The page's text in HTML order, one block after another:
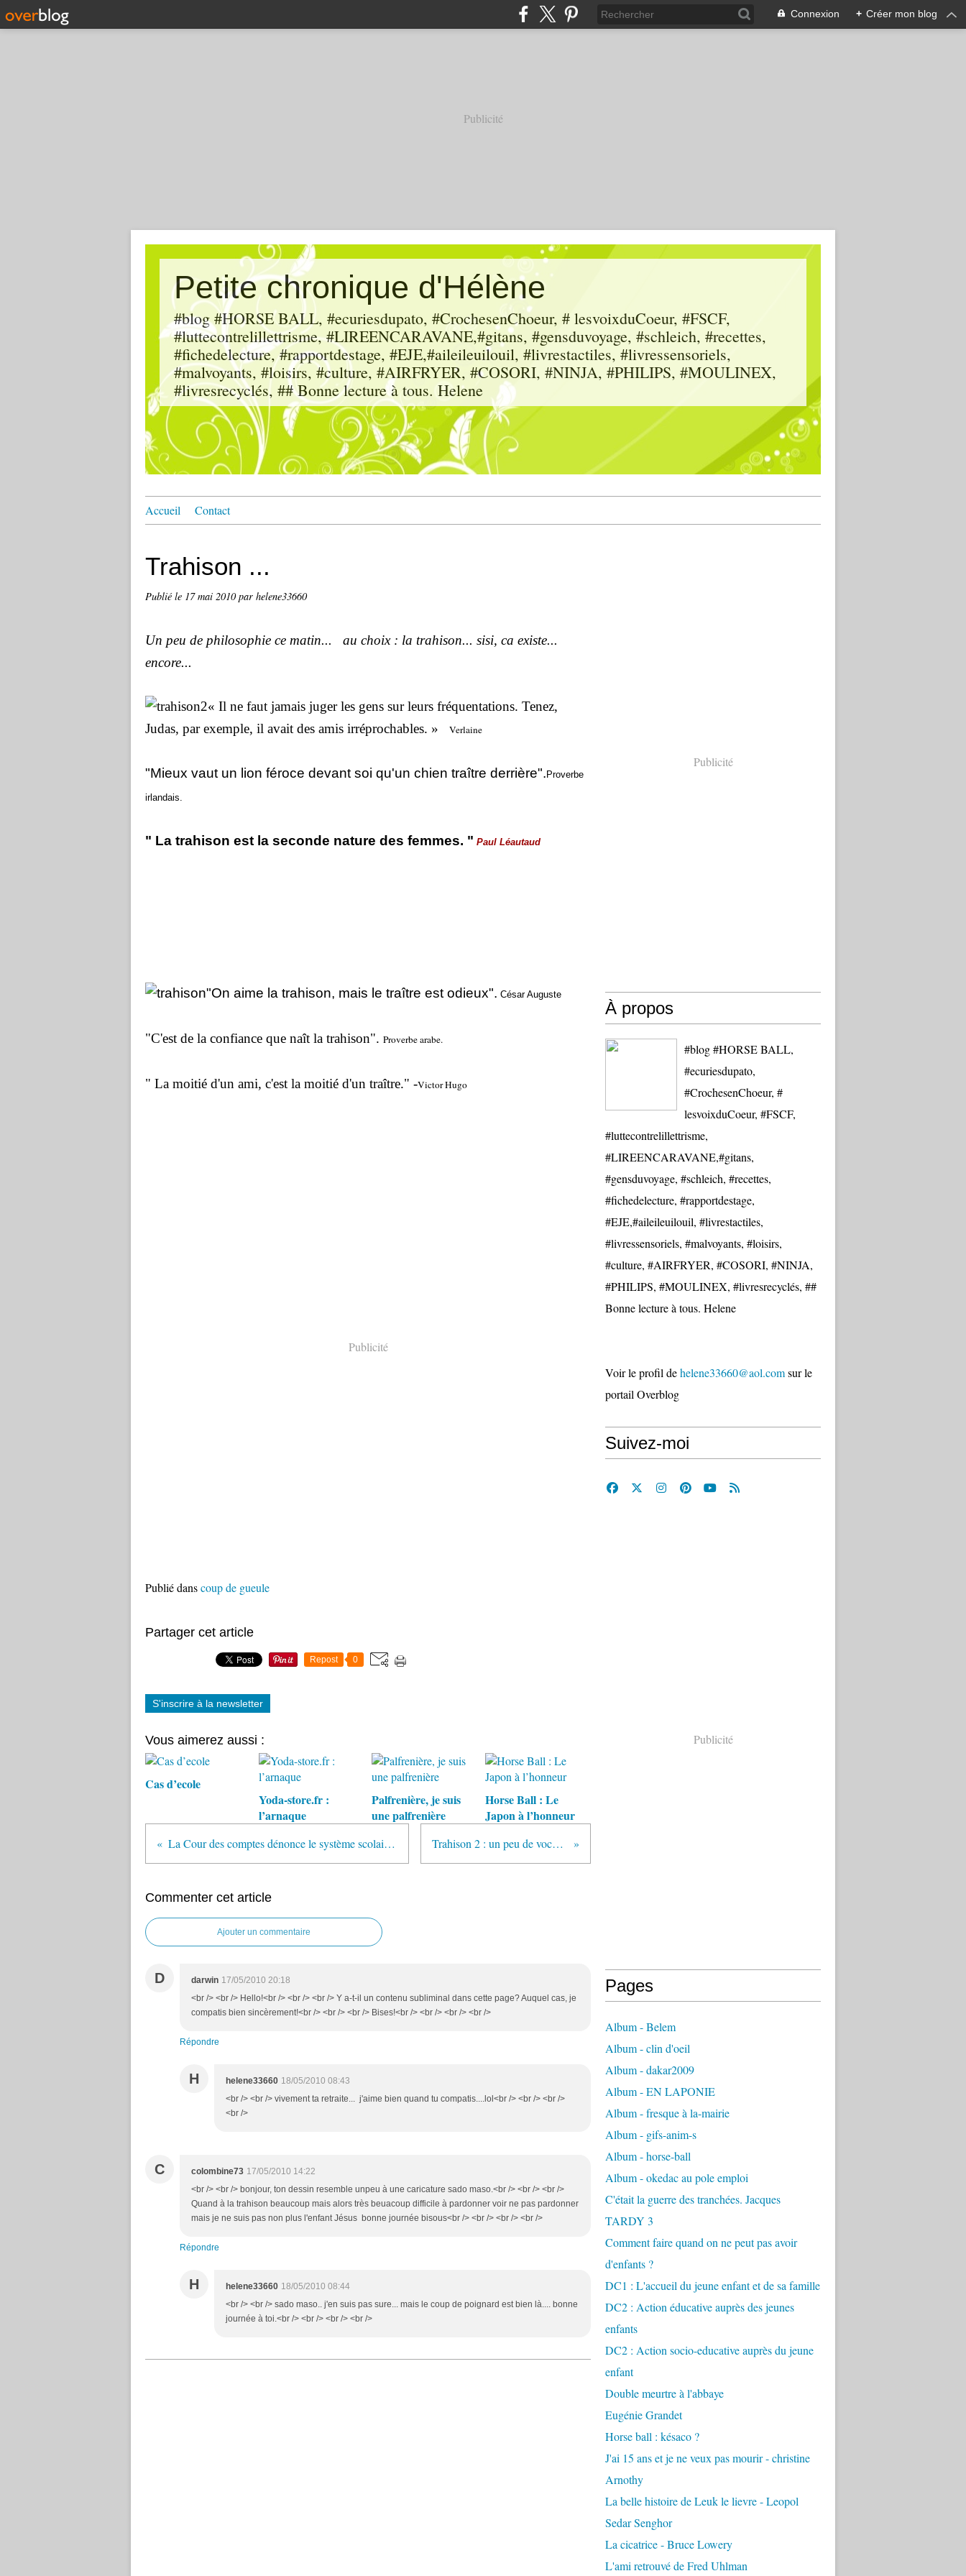
Connexion + Créer mon blog
Publicité
Petite chronique d'Hélène
#blog #HORSE BALL, #ecuriesdupato, #CrochesenChoeur, # lesvoixduCoeur, #FSCF,
#luttecontrelillettrisme, #LIREENCARAVANE,#gitans, #gensduvoyage, #schleich, #recettes,
#fichedelecture, #rapportdestage, #EJE,#aileileuilouil, #livrestactiles, #livressensoriels,
#malvoyants, #loisirs, #culture, #AIRFRYER, #COSORI, #NINJA, #PHILIPS, #MOULINEX,
#livresrecyclés, ## Bonne lecture à tous. Helene
Accueil Contact
Trahison ...
Publié le 17 mai 2010par helene33660
Un peu de philosophie ce matin... au choix : la trahison... sisi, ca existe...
encore...
« Il ne faut jamais juger les gens sur leurs fréquentations. Tenez,
Judas, par exemple, il avait des amis irréprochables. »
Verlaine
"Mieux vaut un lion féroce devant soi qu'un chien traître derrière". Proverbe
irlandais.
" La trahison est la seconde nature des femmes. " Paul Léautaud
"On aime la trahison, mais le traître est odieux". César Auguste
"C'est de la confiance que naît la trahison". Proverbe arabe.
" La moitié d'un ami, c'est la moitié d'un traître." -Victor Hugo
Publicité
Publié danscoup de gueule
Partager cet article
Repost 0
S'inscrire à la newsletter
Vous aimerez aussi :
Cas d’ecole
Yoda-store.fr :
l’arnaque
Palfrenière, je suis
une palfrenière
Horse Ball : Le
Japon à l’honneur
La Cour des comptes dénonce le système scolaire français Trahison 2 : un peu de vocabulaire
Commenter cet article
Ajouter un commentaire
D darwin 17/05/2010 20:18
<br /> <br /> Hello!<br /> <br /> <br /> Y a-t-il un contenu subliminal dans cette page? Auquel cas, je
compatis bien sincèrement!<br /> <br /> <br /> Bises!<br /> <br /> <br /> <br />
Répondre
H helene33660 18/05/2010 08:43
<br /> <br /> vivement ta retraite... j'aime bien quand tu compatis....lol<br /> <br /> <br />
<br />
C colombine73 17/05/2010 14:22
<br /> <br /> bonjour, ton dessin resemble unpeu à une caricature sado maso.<br /> <br /> <br />
Quand à la trahison beaucoup mais alors très beuacoup difficile à pardonner voir ne pas pardonner
mais je ne suis pas non plus l'enfant Jésus bonne journée bisous<br /> <br /> <br /> <br />
Répondre
H helene33660 18/05/2010 08:44
<br /> <br /> sado maso.. j'en suis pas sure... mais le coup de poignard est bien là.... bonne
journée à toi.<br /> <br /> <br /> <br />
Publicité
À propos
#blog #HORSE BALL,
#ecuriesdupato,
#CrochesenChoeur, #
lesvoixduCoeur, #FSCF,
#luttecontrelillettrisme,
#LIREENCARAVANE,#gitans,
#gensduvoyage, #schleich, #recettes,
#fichedelecture, #rapportdestage,
#EJE,#aileileuilouil, #livrestactiles,
#livressensoriels, #malvoyants, #loisirs,
#culture, #AIRFRYER, #COSORI, #NINJA,
#PHILIPS, #MOULINEX, #livresrecyclés, ##
Bonne lecture à tous. Helene
Voir le profil dehelene33660@aol.comsur le
portail Overblog
Suivez-moi
Publicité
Pages
Album - Belem
Album - clin d'oeil
Album - dakar2009
Album - EN LAPONIE
Album - fresque à la-mairie
Album - gifs-anim-s
Album - horse-ball
Album - okedac au pole emploi
C'était la guerre des tranchées. Jacques
TARDY 3
Comment faire quand on ne peut pas avoir
d'enfants ?
DC1 : L'accueil du jeune enfant et de sa famille
DC2 : Action éducative auprès des jeunes
enfants
DC2 : Action socio-educative auprès du jeune
enfant
Double meurtre à l'abbaye
Eugénie Grandet
Horse ball : késaco ?
J'ai 15 ans et je ne veux pas mourir - christine
Arnothy
La belle histoire de Leuk le lievre - Leopol
Sedar Senghor
La cicatrice - Bruce Lowery
L'ami retrouvé de Fred Uhlman